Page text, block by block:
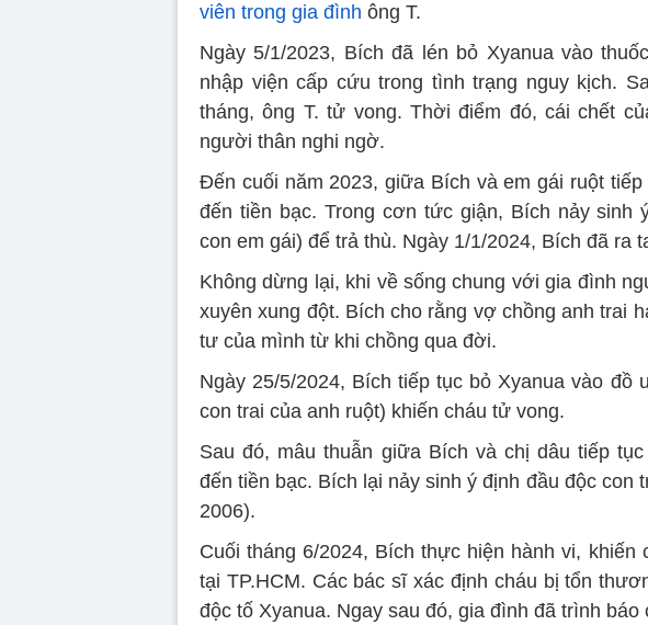
viên trong gia đình ông T.
Ngày 5/1/2023, Bích đã lén bỏ Xyanua vào
nhập viện cấp cứu trong tình trạng nguy kịch.
tháng, ông T. tử vong. Thời điểm đó, cái chết
người thân nghi ngờ.
Đến cuối năm 2023, giữa Bích và em gái ruột
đến tiền bạc. Trong cơn tức giận, Bích nảy sinh
con em gái) để trả thù. Ngày 1/1/2024, Bích đã ra
Không dừng lại, khi về sống chung với gia đình
xuyên xung đột. Bích cho rằng vợ chồng anh trai
tư của mình từ khi chồng qua đời.
Ngày 25/5/2024, Bích tiếp tục bỏ Xyanua vào đồ
con trai của anh ruột) khiến cháu tử vong.
Sau đó, mâu thuẫn giữa Bích và chị dâu tiếp tục
đến tiền bạc. Bích lại nảy sinh ý định đầu độc con
2006).
Cuối tháng 6/2024, Bích thực hiện hành vi, khiến
tại TP.HCM. Các bác sĩ xác định cháu bị tổn
độc tố Xyanua. Ngay sau đó, gia đình đã trình